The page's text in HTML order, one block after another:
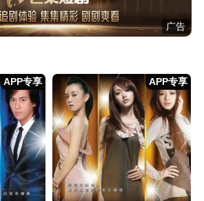
广告
APP专享 APP专享